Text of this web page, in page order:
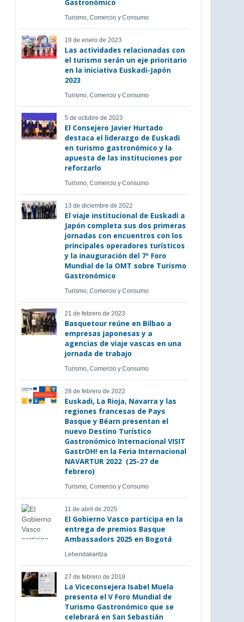
Gastronómico
Turismo, Comercio y Consumo
19 de enero de 2023
Las actividades relacionadas con
el turismo serán un eje prioritario
en la iniciativa Euskadi-Japón
2023
Turismo, Comercio y Consumo
5 de octubre de 2023
El Consejero Javier Hurtado
destaca el liderazgo de Euskadi
en turismo gastronómico y la
apuesta de las instituciones por
reforzarlo
Turismo, Comercio y Consumo
13 de diciembre de 2022
El viaje institucional de Euskadi a
Japón completa sus dos primeras
jornadas con encuentros con los
principales operadores turísticos
y la inauguración del 7º Foro
Mundial de la OMT sobre Turismo
Gastronómico
Turismo, Comercio y Consumo
21 de febrero de 2023
Basquetour reúne en Bilbao a
empresas japonesas y a
agencias de viaje vascas en una
jornada de trabajo
Turismo, Comercio y Consumo
28 de febrero de 2022
Euskadi, La Rioja, Navarra y las
regiones francesas de Pays
Basque y Béarn presentan el
nuevo Destino Turístico
Gastronómico Internacional VISIT
GastrOH! en la Feria Internacional
NAVARTUR 2022 (25-27 de
febrero)
Turismo, Comercio y Consumo
11 de abril de 2025
El Gobierno Vasco participa en la
entrega de premios Basque
Ambassadors 2025 en Bogotá
Lehendakaritza
27 de febrero de 2019
La Viceconsejera Isabel Muela
presenta el V Foro Mundial de
Turismo Gastronómico que se
celebrará en San Sebastián